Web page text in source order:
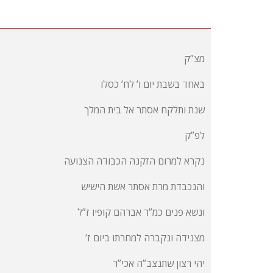
מצ”ק
באחד בשבת יום ו’ לח’ כסלו
שנת ותלקח אסתר אל בית המלך
לפ”ק
נקרא למרום הזקנה הכבודה הצנועה
והנכבדת מרת אסתר אשת הישיש
ונשא פנים כמ”ר אברהם קופיו ז”ל
‘מצנידה ונקברה למחרתו ביום ז
יהי רצון שתנצב”ה אכי”ר